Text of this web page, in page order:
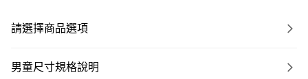
請選擇商品選項
男童尺寸規格說明